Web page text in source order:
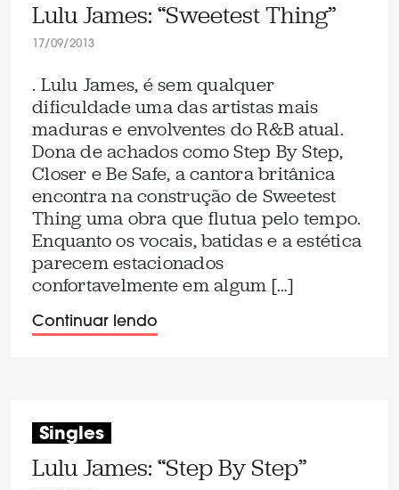
Lulu James: “Sweetest Thing”
17/09/2013
. Lulu James, é sem qualquer
dificuldade uma das artistas mais
maduras e envolventes do R&B atual.
Dona de achados como Step By Step,
Closer e Be Safe, a cantora britânica
encontra na construção de Sweetest
Thing uma obra que flutua pelo tempo.
Enquanto os vocais, batidas e a estética
parecem estacionados
confortavelmente em algum […]
Continuar lendo
Singles
Lulu James: “Step By Step”